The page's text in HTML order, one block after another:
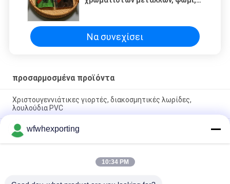
Να συνεχίσει
προσαρμοσμένα προϊόντα
Χριστουγεννιάτικες γιορτές, διακοσμητικές λωρίδες,
λουλούδια PVC
Χρυσό και ασημένιο σύρμα χρωματιστών μετάλλων, ψωμί,
κέικ, παιχνίδια, συσκευασία γεωργικών προϊόντων
Χρυσό καλώδιο γραβάτας, κουτί δώρου, κουτί γλυκών,
συσκευασία λουλουδιών καλώδιο γραβάτας, μεταλλικό
wfwhexporting
10:34 PM